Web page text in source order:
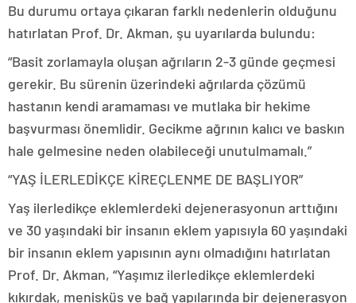
Bu durumu ortaya çıkaran farklı nedenlerin olduğunu
hatırlatan Prof. Dr. Akman, şu uyarılarda bulundu:
“Basit zorlamayla oluşan ağrıların 2-3 günde geçmesi
gerekir. Bu sürenin üzerindeki ağrılarda çözümü
hastanın kendi aramaması ve mutlaka bir hekime
başvurması önemlidir. Gecikme ağrının kalıcı ve baskın
hale gelmesine neden olabileceği unutulmamalı.”
“YAŞ İLERLEDİKÇE KİREÇLENME DE BAŞLIYOR”
Yaş ilerledikçe eklemlerdeki dejenerasyonun arttığını
ve 30 yaşındaki bir insanın eklem yapısıyla 60 yaşındaki
bir insanın eklem yapısının aynı olmadığını hatırlatan
Prof. Dr. Akman, “Yaşımız ilerledikçe eklemlerdeki
kıkırdak, menisküs ve bağ yapılarında bir dejenerasyon